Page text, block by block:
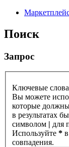
Поиск
Запрос
Ключевые
Вы можете
которые должны
в результатах
символом | для
Используйте *
совпадения.